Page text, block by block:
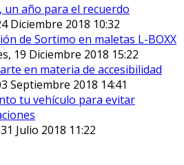
un año para el recuerdo
Diciembre 2018 10:32
de Sortimo en maletas L-BOXX
19 Diciembre 2018 15:22
en materia de accesibilidad
Septiembre 2018 14:41
tu vehículo para evitar
Julio 2018 11:22